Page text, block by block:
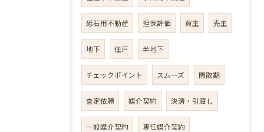
砥石用不動産 担保評価 買主 売主
地下 住戸 半地下
チェックポイント スムーズ 閑散期
査定依頼 媒介契約 決済・引渡し
一般媒介契約 専任媒介契約